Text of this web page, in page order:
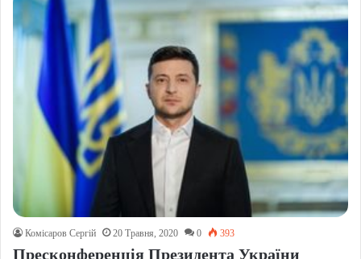
Комісаров Сергій 20 Травня, 2020 0 393
Пресконференція Президента України